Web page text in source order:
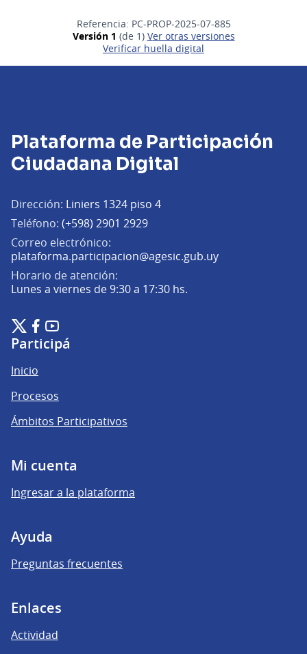
Referencia: PC-PROP-2025-07-885
Versión 1 (de 1)
ver otras versiones
Verificar huella digital
Plataforma de Participación
Ciudadana Digital
Dirección: Liniers 1324 piso 4
Teléfono: (+598) 2901 2929
Correo electrónico:
plataforma.participacion@agesic.gub.uy(Abrir en una
Horario de atención:
Lunes a viernes de 9:30 a 17:30 hs.
Plataforma de Participación Ciudadana Digital en X
(Enlace externo)
Plataforma de Participación Ciudadana Digital en Facebook
(Enlace externo)
Plataforma de Participación Ciudadana Digital en
(Enlace externo)
Participá
Inicio
Procesos
Ámbitos Participativos
Mi cuenta
Ingresar a la plataforma
Ayuda
Preguntas frecuentes
Enlaces
Actividad